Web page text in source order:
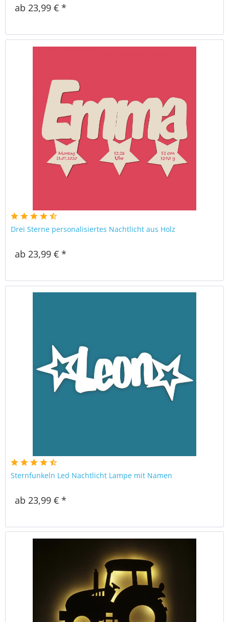
ab 23,99 € *
Drei Sterne personalisiertes Nachtlicht aus Holz
ab 23,99 € *
Sternfunkeln Led Nachtlicht Lampe mit Namen
ab 23,99 € *